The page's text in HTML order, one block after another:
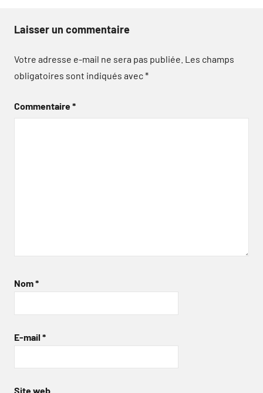
Laisser un commentaire
Votre adresse e-mail ne sera pas publiée. Les champs
obligatoires sont indiqués avec*
Commentaire*
Nom*
E-mail *
Site web